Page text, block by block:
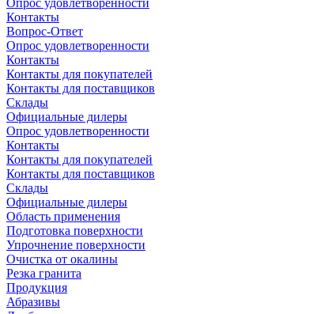
Опрос удовлетворенности
Контакты
Вопрос-Ответ
Опрос удовлетворенности
Контакты
Контакты для покупателей
Контакты для поставщиков
Склады
Официальные дилеры
Опрос удовлетворенности
Контакты
Контакты для покупателей
Контакты для поставщиков
Склады
Официальные дилеры
Область применения
Подготовка поверхности
Упрочнение поверхности
Очистка от окалины
Резка гранита
Продукция
Абразивы